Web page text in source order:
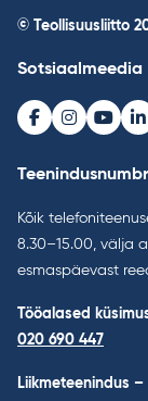
© Teollisuusliitto
Sotsiaalmeedia
Facebook
Instagram
Kõik
8.30–15.00, välja
esmaspäevast
Tööalased
020 690 447
Liikmeteenindus